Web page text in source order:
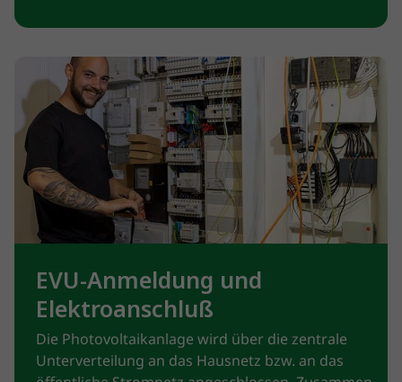
EVU-Anmeldung und
Elektroanschluß
Die Photovoltaikanlage wird über die zentrale
Unterverteilung an das Hausnetz bzw. an das